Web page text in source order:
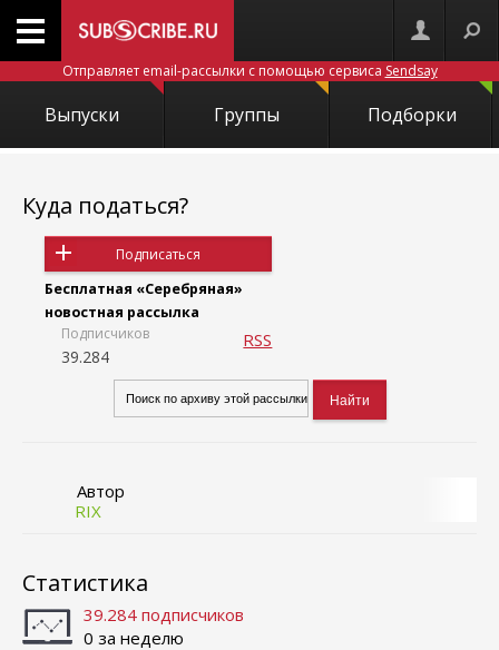
Отправляет email-рассылки с помощью сервиса Sendsay
Выпуски Группы Подборки
Куда податься?
Подписаться
Бесплатная «Серебряная»
новостная рассылка
Подписчиков
39.284
RSS
Автор
RIX
Статистика
39.284 подписчиков
0 за неделю